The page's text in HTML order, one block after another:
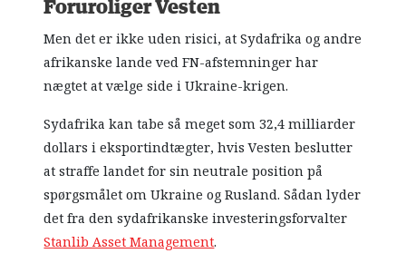
Foruroliger Vesten
Men det er ikke uden risici, at Sydafrika og andre
afrikanske lande ved FN-afstemninger har
nægtet at vælge side i Ukraine-krigen.
Sydafrika kan tabe så meget som 32,4 milliarder
dollars i eksportindtægter, hvis Vesten beslutter
at straffe landet for sin neutrale position på
spørgsmålet om Ukraine og Rusland. Sådan lyder
det fra den sydafrikanske investeringsforvalter
Stanlib Asset Management.